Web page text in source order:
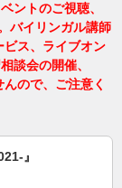
ントのご視聴、
バイリンガル講師
ビス、ライブオン
談会の開催、
ので、ご注意く
』